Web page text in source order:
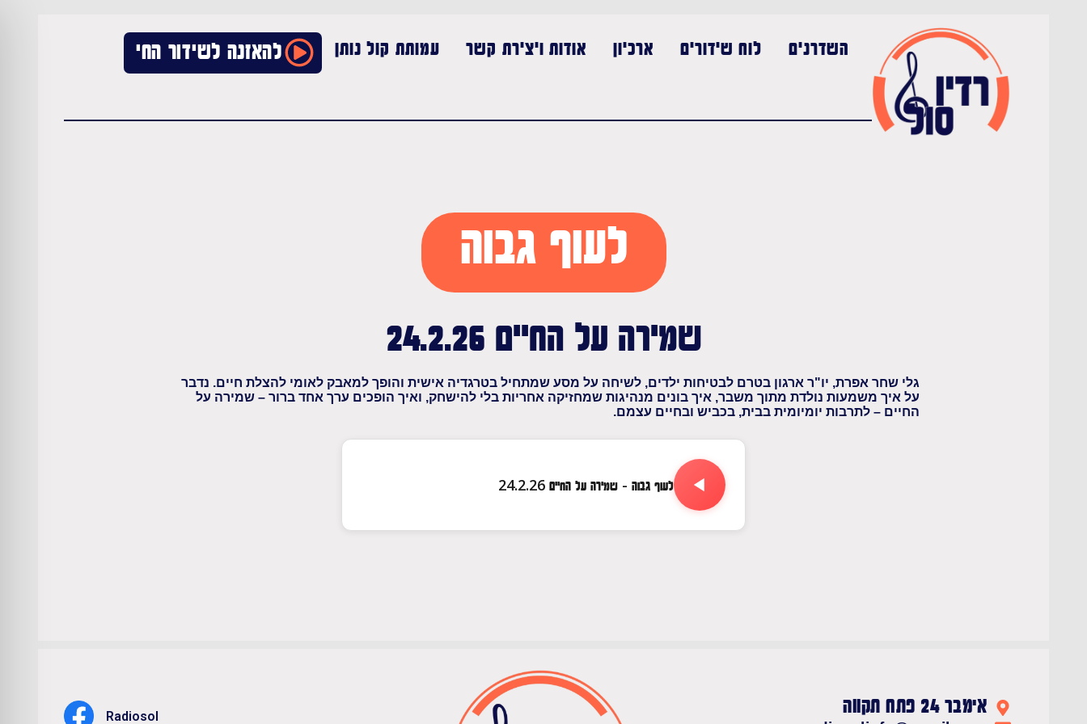
השדרנים לוח שידורים ארכיון אודות ויצירת קשר עמותת קול נותן להאזנה לשידור החי
לעוף גבוה
שמירה על החיים 24.2.26
גלי שחר אפרת, יו"ר ארגון בטרם לבטיחות ילדים, לשיחה על מסע שמתחיל בטרגדיה אישית והופך למאבק לאומי להצלת חיים. נדבר
על איך משמעות נולדת מתוך משבר, איך בונים מנהיגות שמחזיקה אחריות בלי להישחק, ואיך הופכים ערך אחד ברור – שמירה על
החיים – לתרבות יומיומית בבית, בכביש ובחיים עצמם.
לעוף גבוה - שמירה על החיים 24.2.26
אימבר 24 פתח תקווה Radiosol